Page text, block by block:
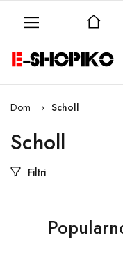
Dom Scholl
Scholl
Filtri